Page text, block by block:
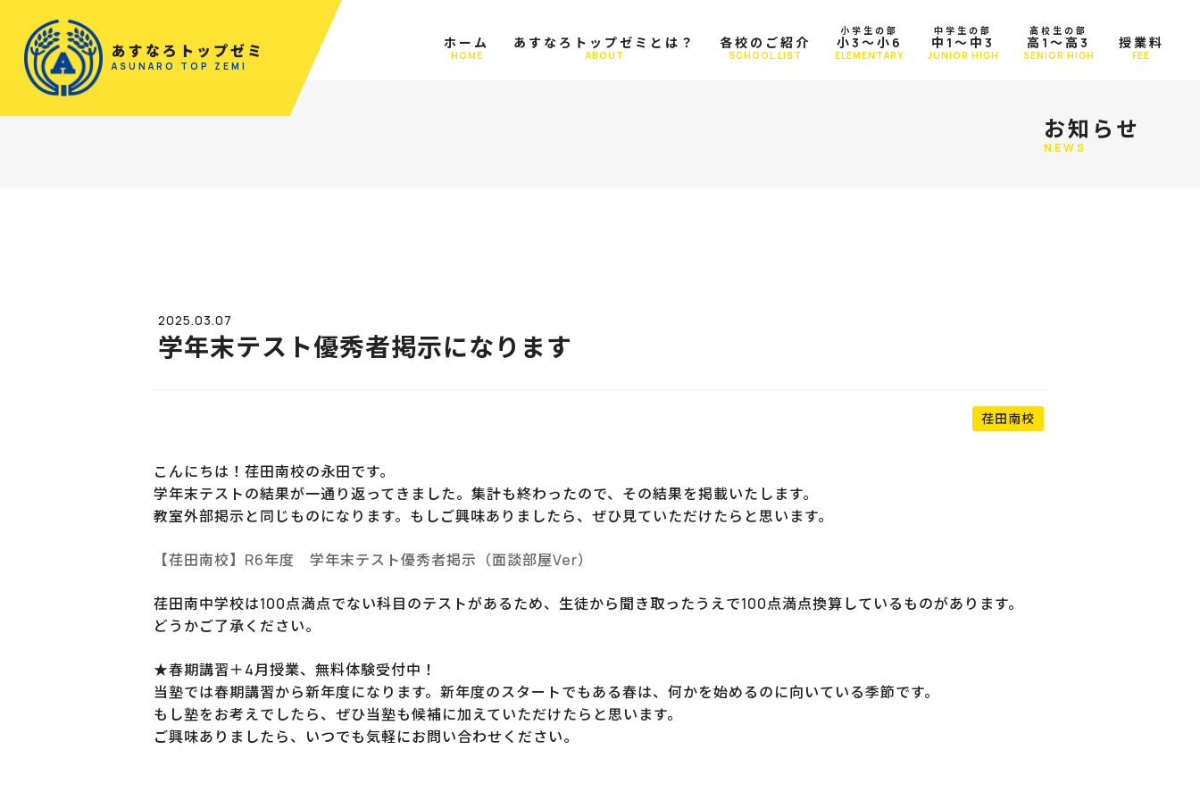
あすなろトップゼミ
ASUNARO TOP ZEMI
ホーム
HOME
あすなろトップゼミとは？
ABOUT
各校のご紹介
SCHOOL LIST
小学生の部
小3～小6
ELEMENTARY
中学生の部
中1～中3
JUNIOR HIGH
高校生の部
高1～高3
SENIOR HIGH
授業料
FEE
お知らせ
NEWS
2025.03.07
学年末テスト優秀者掲示になります
荏田南校
こんにちは！荏田南校の永田です。
学年末テストの結果が一通り返ってきました。集計も終わったので、その結果を掲載いたします。
教室外部掲示と同じものになります。もしご興味ありましたら、ぜひ見ていただけたらと思います。
【荏田南校】R6年度 学年末テスト優秀者掲示（面談部屋Ver）
荏田南中学校は100点満点でない科目のテストがあるため、生徒から聞き取ったうえで100点満点換算しているものがあります。
どうかご了承ください。
★春期講習＋4月授業、無料体験受付中！
当塾では春期講習から新年度になります。新年度のスタートでもある春は、何かを始めるのに向いている季節です。
もし塾をお考えでしたら、ぜひ当塾も候補に加えていただけたらと思います。
ご興味ありましたら、いつでも気軽にお問い合わせください。